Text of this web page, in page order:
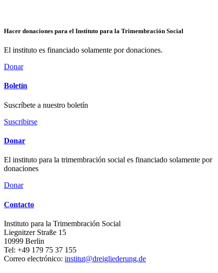
Hacer donaciones para el Instituto para la Trimembración Social
El instituto es financiado solamente por donaciones.
Donar
Boletín
Suscríbete a nuestro boletín
Suscribirse
Donar
El instituto para la trimembración social es financiado solamente por
donaciones
Donar
Contacto
Instituto para la Trimembración Social
Liegnitzer Straße 15
10999 Berlin
Tel: +49 179 75 37 155
Correo electrónico: institut@dreigliederung.de